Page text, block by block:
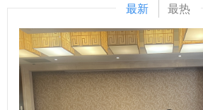
渠道，倾听青年教师发展诉求，聚力破
的堵点难点。希望广大青年教师立足岗
之智筑牢学术之基，积极为学校改革发
年教师代表分享各自科研成长经验，梳
围绕强化有组织科研、完善课题申报指
最新 最热